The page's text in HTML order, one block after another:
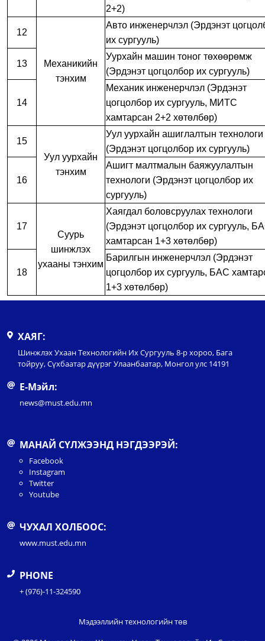
2+2)
12
Механикийн
тэнхим
Авто инженерчлэл (Эрдэнэт
их сургууль)
13
Уурхайн машин тоног төхөөрөмж
(Эрдэнэт цогцолбор их сургууль)
14
Механик инженерчлэл (Эрдэнэт
цогцолбор их сургууль, МИТС
хамтарсан 2+2 хөтөлбөр)
15
Уул уурхайн
тэнхим
Уул уурхайн ашиглалтын технологи
(Эрдэнэт цогцолбор их сургууль)
16
Ашигт малтмалын баяжуулалтын
технологи (Эрдэнэт цогцолбор их
сургууль)
17
Суурь
шинжлэх
ухааны тэнхим
Хаягдал боловсруулах технологи
(Эрдэнэт цогцолбор их сургууль,
хамтарсан 1+3 хөтөлбөр)
18
Барилгын инженерчлэл (Эрдэнэт
цогцолбор их сургууль, БАС
1+3 хөтөлбөр)
ХАЯГ:
Шинжлэх Ухаан Технологийн Их Сургууль 8-р хороо, Бага
тойруу, Сүхбаатар дүүрэг Улаанбаатар, Монгол улс 14191
Е-Мэйл:
news@must.edu.mn
МАНАЙ СҮЛЖЭЭНД НЭГДЭЭРЭЙ:
Facebook
Instagram
Twitter
Youtube
ЧУХАЛ ХОЛБООС:
www.must.edu.mn
PHONE
+ (976)-11-324590
Мэдээллийн технологийн төв